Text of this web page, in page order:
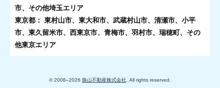
市、その他埼玉エリア
東京都： 東村山市、東大和市、武蔵村山市、清瀬市、小平
市、東久留米市、西東京市、青梅市、羽村市、瑞穂町、その
他東京エリア
© 2008–2026 狭山不動産株式会社 . All rights reserved.